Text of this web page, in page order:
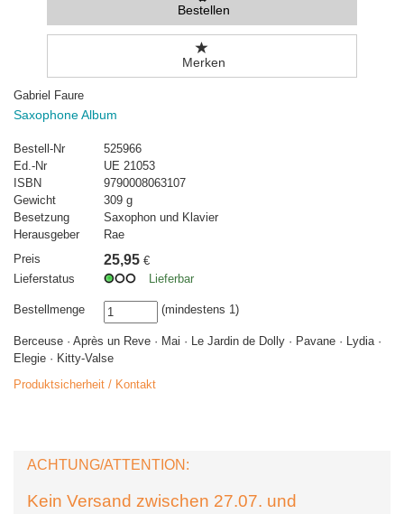
Bestellen
Merken
Gabriel Faure
Saxophone Album
Bestell-Nr
525966
Ed.-Nr
UE 21053
ISBN
9790008063107
Gewicht
309 g
Besetzung
Saxophon und Klavier
Herausgeber
Rae
Preis
25,95 €
Lieferstatus
Lieferbar
Bestellmenge (mindestens 1)
Berceuse · Après un Reve · Mai · Le Jardin de Dolly · Pavane · Lydia ·
Elegie · Kitty-Valse
Produktsicherheit / Kontakt
ACHTUNG/ATTENTION:
Kein Versand zwischen 27.07. und